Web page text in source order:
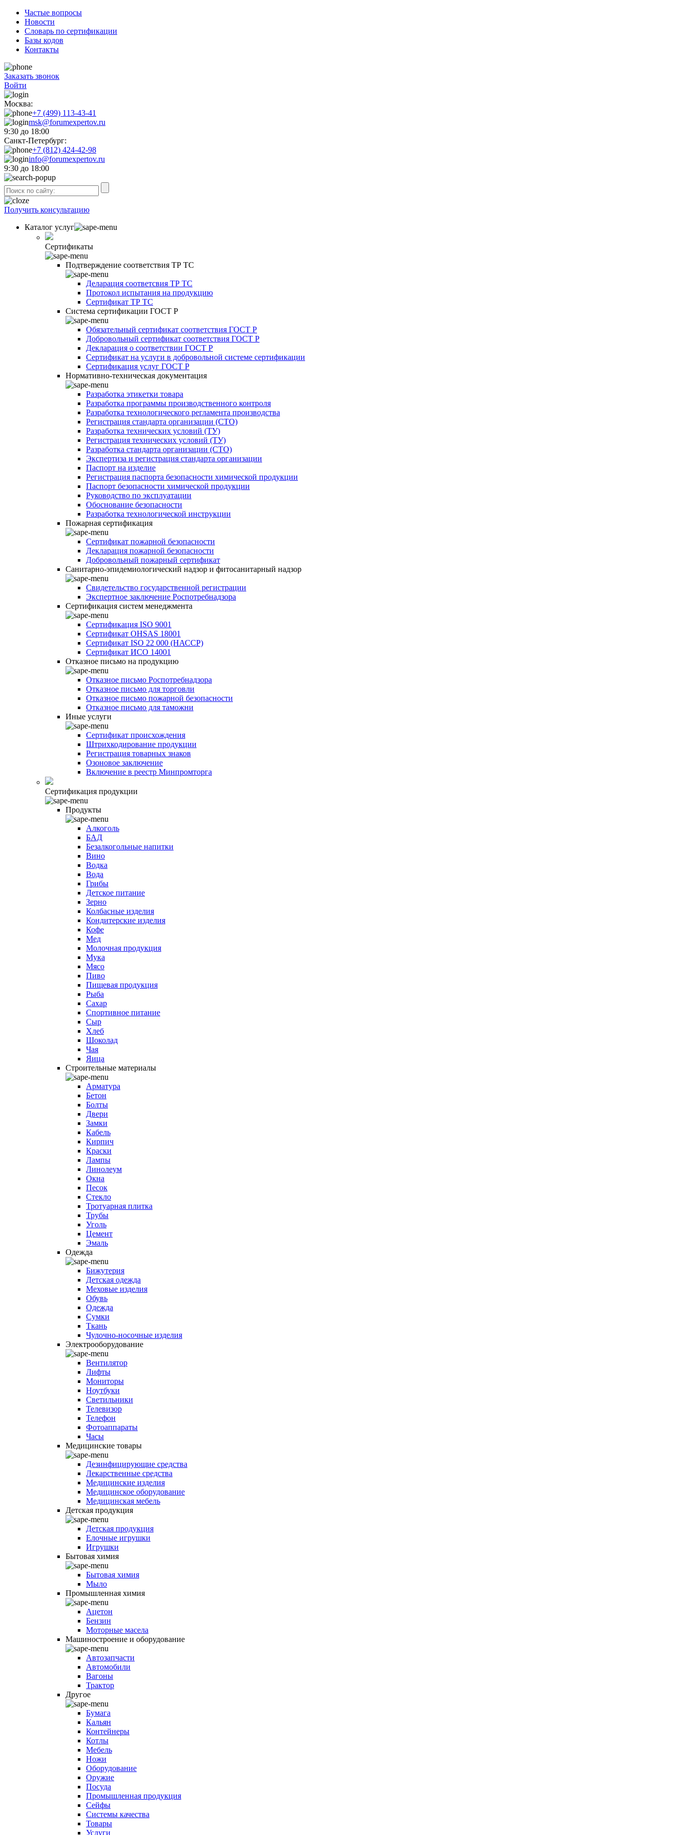
Частые вопросы
Новости
Словарь по сертификации
Базы кодов
Контакты
Заказать звонок
Войти
Москва:
+7 (499) 113-43-41
msk@forumexpertov.ru
9:30 до 18:00
Санкт-Петербург:
+7 (812) 424-42-98
info@forumexpertov.ru
9:30 до 18:00
Получить консультацию
Каталог услуг
Сертификаты
Подтверждение соответствия ТР ТС
Деларация соответсвия ТР ТС
Протокол испытания на продукцию
Сертификат ТР ТС
Система сертификации ГОСТ Р
Обязательный сертификат соответствия ГОСТ Р
Добровольный сертификат соответствия ГОСТ Р
Декларация о соответствии ГОСТ Р
Сертификат на услуги в добровольной системе сертификации
Сертификация услуг ГОСТ Р
Нормативно-техническая документация
Разработка этикетки товара
Разработка программы производственного контроля
Разработка технологического регламента производства
Регистрация стандарта организации (СТО)
Разработка технических условий (ТУ)
Регистрация технических условий (ТУ)
Разработка стандарта организации (СТО)
Экспертиза и регистрация стандарта организации
Паспорт на изделие
Регистрация паспорта безопасности химической продукции
Паспорт безопасности химической продукции
Руководство по эксплуатации
Обоснование безопасности
Разработка технологической инструкции
Пожарная сертификация
Сертификат пожарной безопасности
Декларация пожарной безопасности
Добровольный пожарный сертификат
Санитарно-эпидемиологический надзор и фитосанитарный надзор
Свидетельство государственной регистрации
Экспертное заключение Роспотребнадзора
Сертификация систем менеджмента
Сертификация ISO 9001
Сертификат OHSAS 18001
Сертификат ISO 22 000 (НАССР)
Сертификат ИСО 14001
Отказное письмо на продукцию
Отказное письмо Роспотребнадзора
Отказное письмо для торговли
Отказное письмо пожарной безопасности
Отказное письмо для таможни
Иные услуги
Сертификат происхождения
Штрихкодирование продукции
Регистрация товарных знаков
Озоновое заключение
Включение в реестр Минпромторга
Сертификация продукции
Продукты
Алкоголь
БАД
Безалкогольные напитки
Вино
Водка
Вода
Грибы
Детское питание
Зерно
Колбасные изделия
Кондитерские изделия
Кофе
Мед
Молочная продукция
Мука
Мясо
Пиво
Пищевая продукция
Рыба
Сахар
Спортивное питание
Сыр
Хлеб
Шоколад
Чая
Яица
Строительные материалы
Арматура
Бетон
Болты
Двери
Замки
Кабель
Кирпич
Краски
Лампы
Линолеум
Окна
Песок
Стекло
Тротуарная плитка
Трубы
Уголь
Цемент
Эмаль
Одежда
Бижутерия
Детская одежда
Меховые изделия
Обувь
Одежда
Сумки
Ткань
Чулочно-носочные изделия
Электрооборудование
Вентилятор
Лифты
Мониторы
Ноутбуки
Светильники
Телевизор
Телефон
Фотоаппараты
Часы
Медицинские товары
Дезинфицирующие средства
Лекарственные средства
Медицинские изделия
Медицинское оборудование
Медицинская мебель
Детская продукция
Детская продукция
Елочные игрушки
Игрушки
Бытовая химия
Бытовая химия
Мыло
Промышленная химия
Ацетон
Бензин
Моторные масела
Машиностроение и оборудование
Автозапчасти
Автомобили
Вагоны
Трактор
Другое
Бумага
Кальян
Контейнеры
Котлы
Мебель
Ножи
Оборудование
Оружие
Посуда
Промышленная продукция
Сейфы
Системы качества
Товары
Услуги